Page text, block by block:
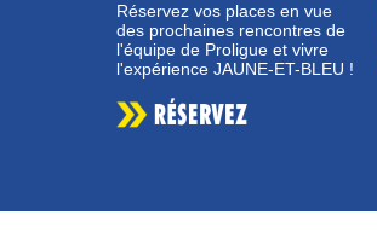
Réservez vos places en vue
des prochaines rencontres de
l'équipe de Proligue et vivre
l'expérience JAUNE-ET-BLEU !